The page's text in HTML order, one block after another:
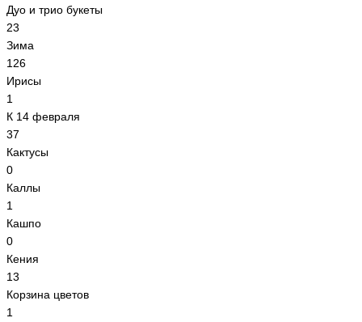
Дуо и трио букеты
23
Зима
126
Ирисы
1
К 14 февраля
37
Кактусы
0
Каллы
1
Кашпо
0
Кения
13
Корзина цветов
1